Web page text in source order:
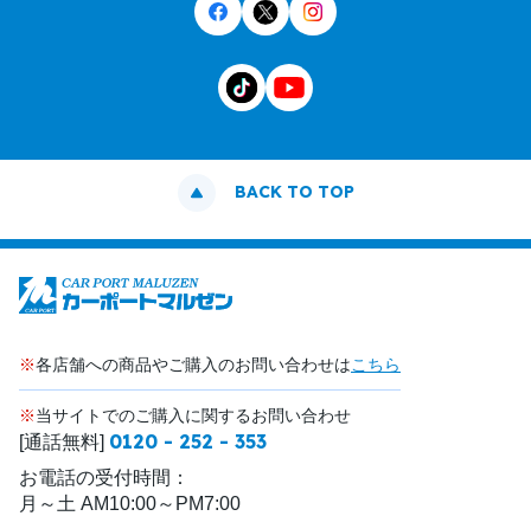
BACK TO TOP
※各店舗への商品やご購入のお問い合わせはこちら
※当サイトでのご購入に関するお問い合わせ
[通話無料] 0120 - 252 - 353
お電話の受付時間：
月～土 AM10:00～PM7:00